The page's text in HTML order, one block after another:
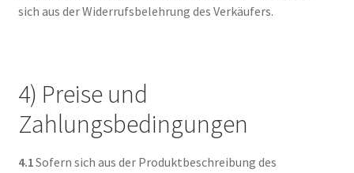
sich aus der Widerrufsbelehrung des Verkäufers.
4) Preise und
Zahlungsbedingungen
4.1Sofern sich aus der Produktbeschreibung des